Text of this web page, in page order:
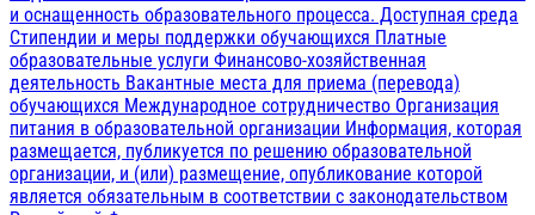
и оснащенность образовательного процесса. Доступная среда
Стипендии и меры поддержки обучающихся Платные
образовательные услуги Финансово-хозяйственная
деятельность Вакантные места для приема (перевода)
обучающихся Международное сотрудничество Организация
питания в образовательной организации Информация, которая
размещается, публикуется по решению образовательной
организации, и (или) размещение, опубликование которой
является обязательным в соответствии с законодательством